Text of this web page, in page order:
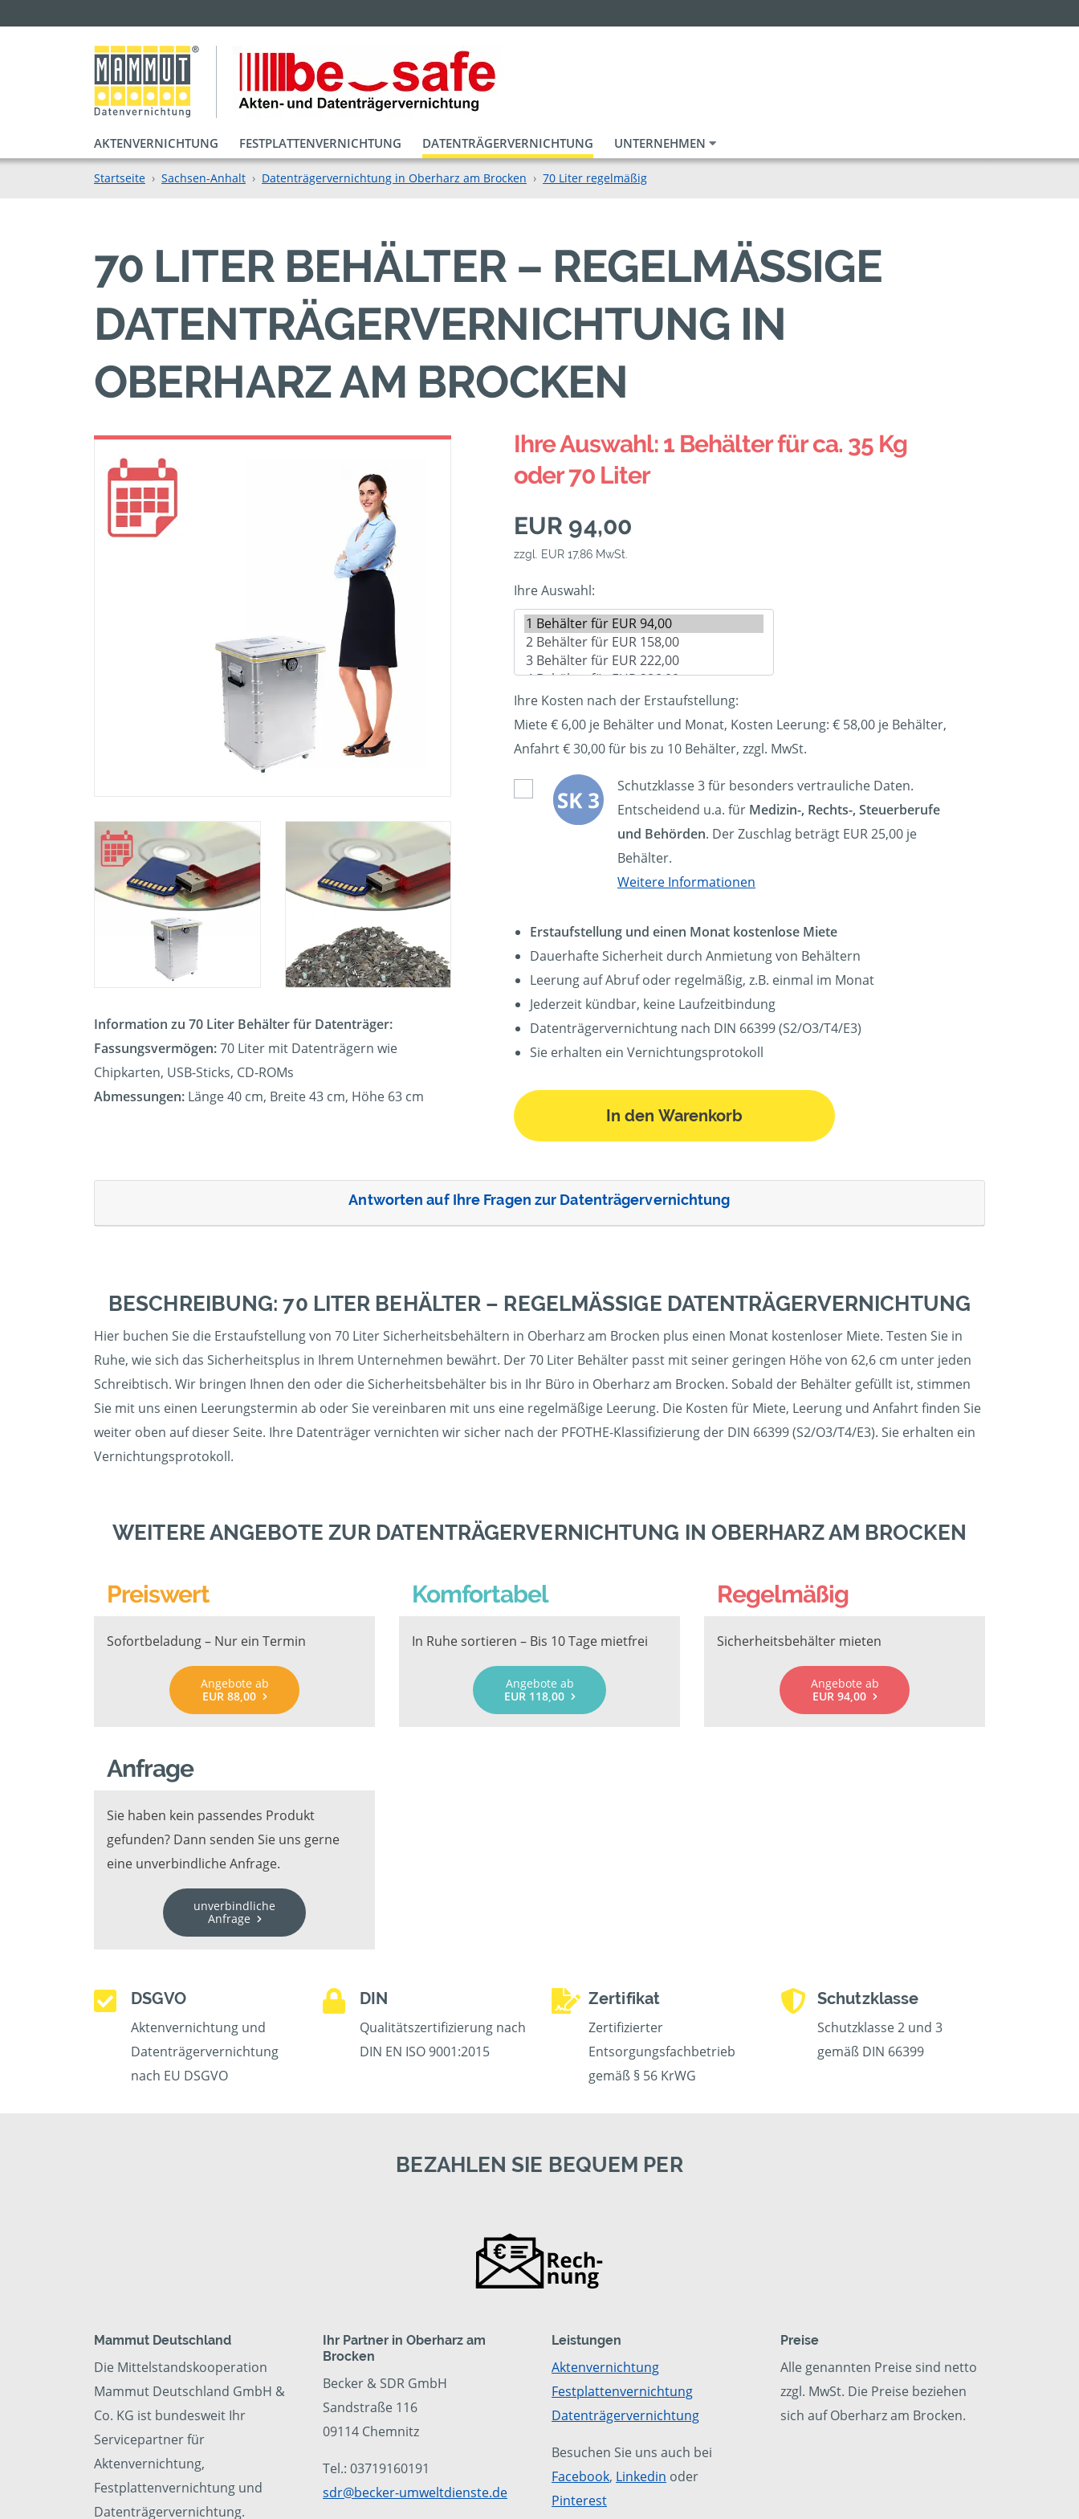
AKTENVERNICHTUNG FESTPLATTENVERNICHTUNG DATENTRÄGERVERNICHTUNG UNTERNEHMEN
Startseite Sachsen-Anhalt Datenträgervernichtung in Oberharz am Brocken 70 Liter regelmäßig
70 LITER BEHÄLTER – REGELMÄSSIGE D
ATENTRÄGERVERNICHTUNG IN O
BERHARZ AM BROCKEN
Information zu 70 Liter Behälter für Datenträger:
Fassungsvermögen:70 Liter mit Datenträgern wie
Chipkarten, USB-Sticks, CD-ROMs
Abmessungen: Länge 40 cm, Breite 43 cm, Höhe 63 cm
Ihre Auswahl: 1 Behälter für ca. 35 Kg
oder 70 Liter
EUR 94,00
zzgl. EUR 17,86 MwSt.
Ihre Auswahl:
Ihre Kosten nach der Erstaufstellung:
Miete € 6,00 je Behälter und Monat, Kosten Leerung: € 58,00 je Behälter,
Anfahrt € 30,00 für bis zu 10 Behälter, zzgl. MwSt.
Schutzklasse 3 für besonders vertrauliche Daten.
Entscheidend u.a. für Medizin-, Rechts-, Steuerberufe
und Behörden. Der Zuschlag beträgt EUR 25,00 je
Behälter.
Weitere Informationen
Erstaufstellung und einen Monat kostenlose Miete
Dauerhafte Sicherheit durch Anmietung von Behältern
Leerung auf Abruf oder regelmäßig, z.B. einmal im Monat
Jederzeit kündbar, keine Laufzeitbindung
Datenträgervernichtung nach DIN 66399 (S2/O3/T4/E3)
Sie erhalten ein Vernichtungsprotokoll
In den Warenkorb
Antworten auf Ihre Fragen zur Datenträgervernichtung
BESCHREIBUNG: 70 LITER BEHÄLTER – REGELMÄSSIGE DATENTRÄGERVERNICHTUNG
Hier buchen Sie die Erstaufstellung von 70 Liter Sicherheitsbehältern in Oberharz am Brocken plus einen Monat kostenloser Miete. Testen Sie in
Ruhe, wie sich das Sicherheitsplus in Ihrem Unternehmen bewährt. Der 70 Liter Behälter passt mit seiner geringen Höhe von 62,6 cm unter jeden
Schreibtisch. Wir bringen Ihnen den oder die Sicherheitsbehälter bis in Ihr Büro in Oberharz am Brocken. Sobald der Behälter gefüllt ist, stimmen
Sie mit uns einen Leerungstermin ab oder Sie vereinbaren mit uns eine regelmäßige Leerung. Die Kosten für Miete, Leerung und Anfahrt finden Sie
weiter oben auf dieser Seite. Ihre Datenträger vernichten wir sicher nach der PFOTHE-Klassifizierung der DIN 66399 (S2/O3/T4/E3). Sie erhalten ein
Vernichtungsprotokoll.
WEITERE ANGEBOTE ZUR DATENTRÄGERVERNICHTUNG IN OBERHARZ AM BROCKEN
Preiswert
Sofortbeladung – Nur ein Termin
Angebote ab
EUR 88,00
Komfortabel
In Ruhe sortieren – Bis 10 Tage mietfrei
Angebote ab
EUR 118,00
Regelmäßig
Sicherheitsbehälter mieten
Angebote ab
EUR 94,00
Anfrage
Sie haben kein passendes Produkt
gefunden? Dann senden Sie uns gerne
eine unverbindliche Anfrage.
unverbindliche
Anfrage
DSGVO
Aktenvernichtung und
Datenträgervernichtung
nach EU DSGVO
DIN
Qualitätszertifizierung nach
DIN EN ISO 9001:2015
Zertifikat
Zertifizierter
Entsorgungsfachbetrieb
gemäß § 56 KrWG
Schutzklasse
Schutzklasse 2 und 3
gemäß DIN 66399
BEZAHLEN SIE BEQUEM PER
Mammut Deutschland
Die Mittelstandskooperation
Mammut Deutschland GmbH &
Co. KG ist bundesweit Ihr
Servicepartner für
Aktenvernichtung,
Festplattenvernichtung und
Datenträgervernichtung.
Ihr Partner in Oberharz am
Brocken
Becker & SDR GmbH
Sandstraße 116
09114 Chemnitz
Tel.: 03719160191
sdr@becker-umweltdienste.de
Leistungen
Aktenvernichtung
Festplattenvernichtung
Datenträgervernichtung
Besuchen Sie uns auch bei
Facebook, Linkedin oder
Pinterest
Preise
Alle genannten Preise sind netto
zzgl. MwSt. Die Preise beziehen
sich auf Oberharz am Brocken.